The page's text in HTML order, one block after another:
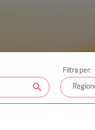
search
Filtra per: